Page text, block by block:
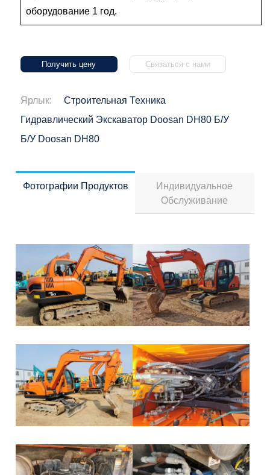
оборудование 1 год.
Получить цену Связаться с нами
Ярлык:
Строительная Техника
Гидравлический Экскаватор Doosan DH80 Б/у
Б/у Doosan DH80
Фотографии Продуктов
Индивидуальное
Обслуживание